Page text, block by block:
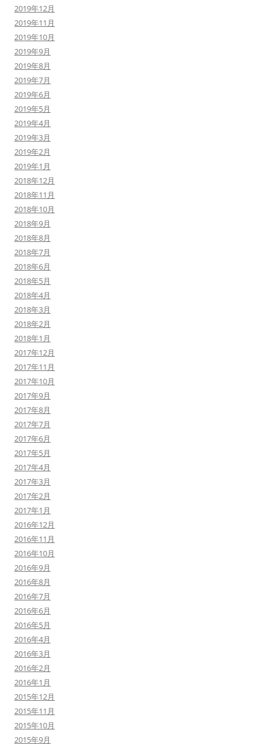
2019年12月
2019年11月
2019年10月
2019年9月
2019年8月
2019年7月
2019年6月
2019年5月
2019年4月
2019年3月
2019年2月
2019年1月
2018年12月
2018年11月
2018年10月
2018年9月
2018年8月
2018年7月
2018年6月
2018年5月
2018年4月
2018年3月
2018年2月
2018年1月
2017年12月
2017年11月
2017年10月
2017年9月
2017年8月
2017年7月
2017年6月
2017年5月
2017年4月
2017年3月
2017年2月
2017年1月
2016年12月
2016年11月
2016年10月
2016年9月
2016年8月
2016年7月
2016年6月
2016年5月
2016年4月
2016年3月
2016年2月
2016年1月
2015年12月
2015年11月
2015年10月
2015年9月